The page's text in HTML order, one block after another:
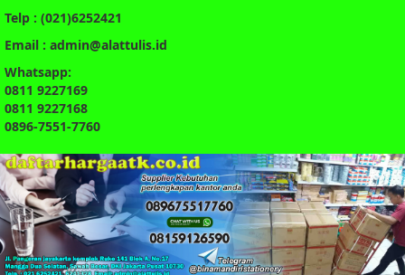
Telp : (021)6252421
Email : admin@alattulis.id
Whatsapp:
0811 9227169
0811 9227168
0896-7551-7760